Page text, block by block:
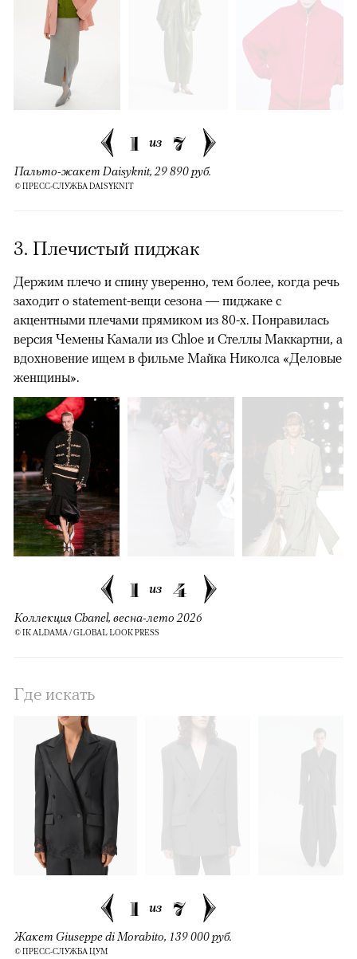
1 из 7
Пальто-жакет Daisyknit, 29 890 руб.
© ПРЕСС-СЛУЖБА DAISYKNIT
3. Плечистый пиджак
Держим плечо и спину уверенно, тем более, когда речь
заходит о statement-вещи сезона — пиджаке с
акцентными плечами прямиком из 80-х. Понравилась
версия Чемены Камали из Chloe и Стеллы Маккартни, а
вдохновение ищем в фильме Майка Николса «Деловые
женщины».
1 из 4
Коллекция Chanel, весна-лето 2026
© IK ALDAMA / GLOBAL LOOK PRESS
Где искать
1 из 7
Жакет Giuseppe di Morabito, 139 000 руб.
© ПРЕСС-СЛУЖБА ЦУМ